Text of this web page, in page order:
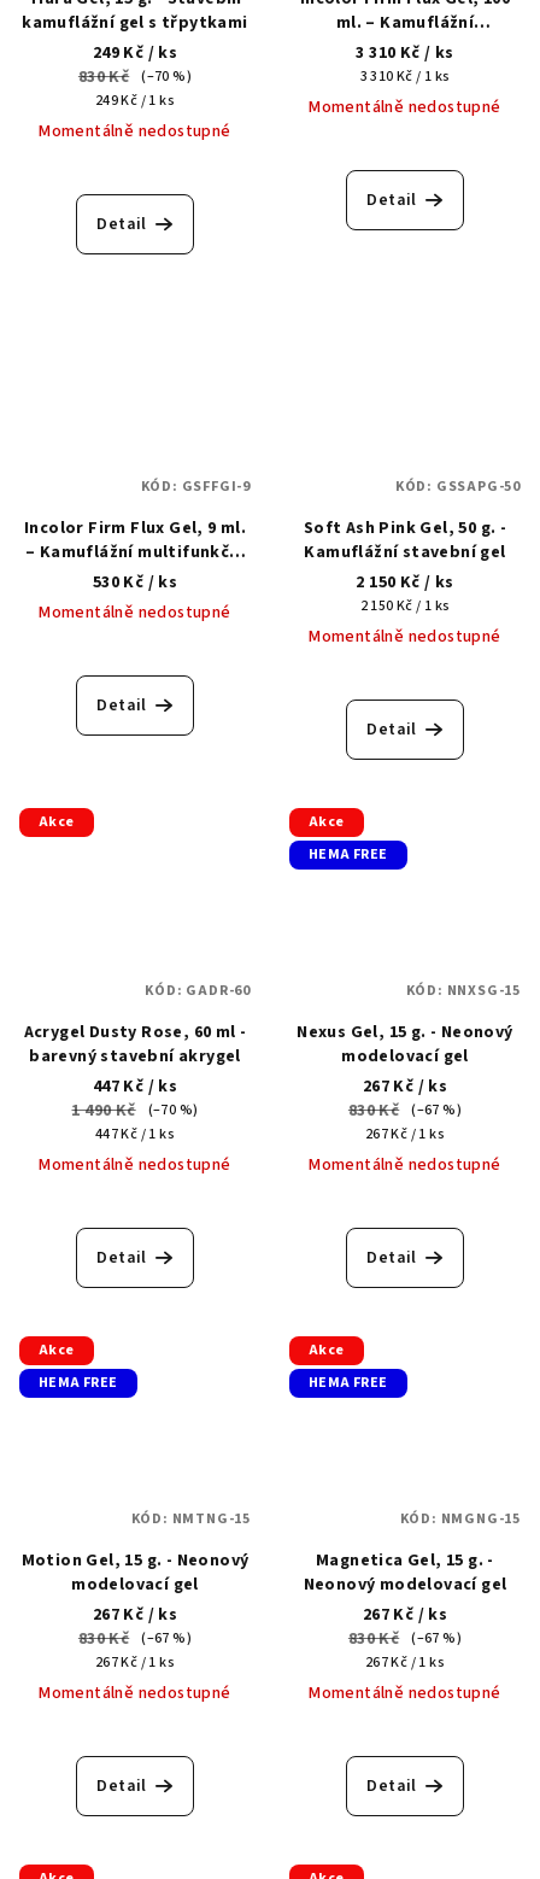
kamuflážní gel s třpytkami
249 Kč / ks
830 Kč (–70 %)
Měrná
cena:
249 Kč / 1 ks
Momentálně nedostupné
Detail
ml. – Kamuflážní
multifunkční tekutý
akrylgel
3 310 Kč / ks
Měrná
cena:
3 310 Kč / 1 ks
Momentálně nedostupné
Detail
Incolor Firm Flux Gel, 9 ml.
– Kamuflážní multifunkční
tekutý akrylgel
530 Kč / ks
Momentálně nedostupné
Detail
KÓD: GSFFGI-9
Soft Ash Pink Gel, 50 g. -
Kamuflážní stavební gel
2 150 Kč / ks
Měrná
cena:
2 150 Kč / 1 ks
Momentálně nedostupné
Detail
KÓD: GSSAPG-50
Akce
Acrygel Dusty Rose, 60 ml -
barevný stavební akrygel
447 Kč / ks
1 490 Kč
(–70 %)
Měrná
cena:
447 Kč / 1 ks
Momentálně nedostupné
Detail
KÓD: GADR-60
Akce
HEMA FREE
Nexus Gel, 15 g. - Neonový
modelovací gel
267 Kč / ks
830 Kč (–67 %)
Měrná
cena:
267 Kč / 1 ks
Momentálně nedostupné
Detail
KÓD: NNXSG-15
Akce
HEMA FREE
Motion Gel, 15 g. - Neonový
modelovací gel
267 Kč / ks
830 Kč (–67 %)
Měrná
cena:
267 Kč / 1 ks
Momentálně nedostupné
Detail
KÓD: NMTNG-15
Akce
HEMA FREE
Magnetica Gel, 15 g. -
Neonový modelovací gel
267 Kč / ks
830 Kč (–67 %)
Měrná
cena:
267 Kč / 1 ks
Momentálně nedostupné
Detail
KÓD: NMGNG-15